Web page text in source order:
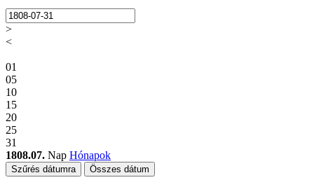
>
<
01
05
10
15
20
25
31
1808.07. Nap Hónapok
Szűrés dátumra Összes dátum